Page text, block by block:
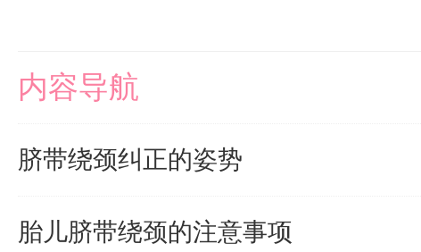
内容导航
脐带绕颈纠正的姿势
胎儿脐带绕颈的注意事项